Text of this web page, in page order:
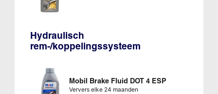
Hydraulisch
rem-/koppelingssysteem
Mobil Brake Fluid DOT 4 ESP
Ververs elke 24 maanden